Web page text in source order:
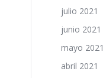
julio 2021
junio 2021
mayo 2021
abril 2021